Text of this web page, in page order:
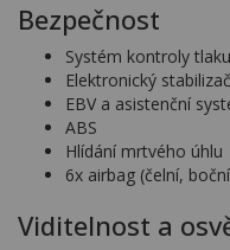
Bezpečnost
Systém kontroly
Elektronický
EBV a asistenční
ABS
Hlídání mrtvého úhlu
6x airbag (čelní,
Viditelnost a